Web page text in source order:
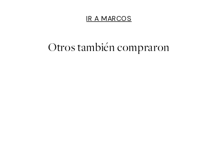
IR A MARCOS
Otros también compraron